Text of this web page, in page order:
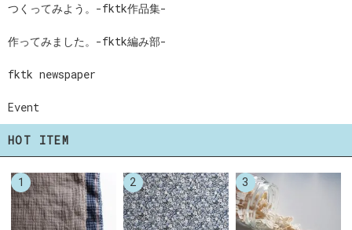
つくってみよう。-fktk作品集-
作ってみました。-fktk編み部-
fktk newspaper
Event
HOT ITEM
1 2 3